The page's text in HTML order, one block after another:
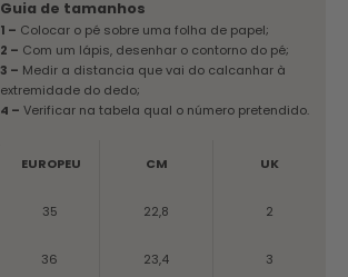
Guia de tamanhos
1 – Colocar o pé sobre uma folha de papel;
2 – Com um lápis, desenhar o contorno do pé;
3 – Medir a distancia que vai do calcanhar à
extremidade do dedo;
4 – Verificar na tabela qual o número pretendido.
EUROPEU CM UK
35 22,8 2
36 23,4 3